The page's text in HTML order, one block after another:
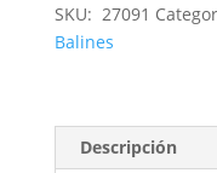
SKU: 27091
Balines
Descripción